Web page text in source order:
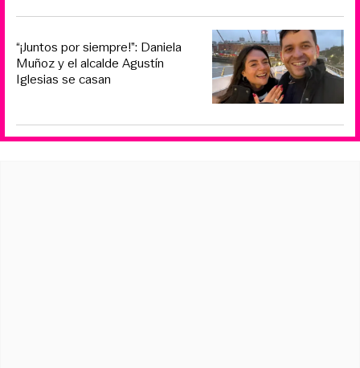
“¡Juntos por siempre!”: Daniela
Muñoz y el alcalde Agustín
Iglesias se casan